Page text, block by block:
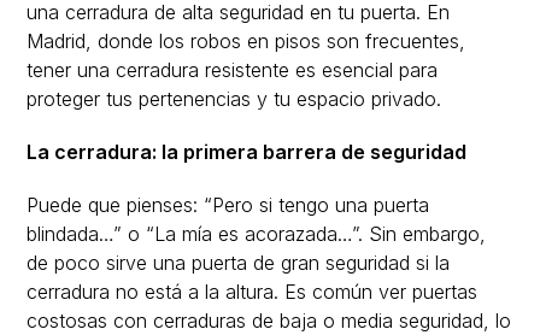
una cerradura de alta seguridad en tu puerta. En
Madrid, donde los robos en pisos son frecuentes,
tener una cerradura resistente es esencial para
proteger tus pertenencias y tu espacio privado.
La cerradura: la primera barrera de seguridad
Puede que pienses: “Pero si tengo una puerta
blindada…” o “La mía es acorazada…”. Sin embargo,
de poco sirve una puerta de gran seguridad si la
cerradura no está a la altura. Es común ver puertas
costosas con cerraduras de baja o media seguridad, lo